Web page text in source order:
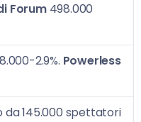
Forum498.000
2.9%. Powerless
da 145.000 spettatori